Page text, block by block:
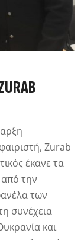
Zurab
έκανε τα
την
των
συνέχεια
και